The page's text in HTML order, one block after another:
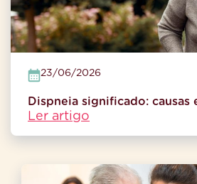
23/06/2026
Dispneia significado: causas
Ler artigo